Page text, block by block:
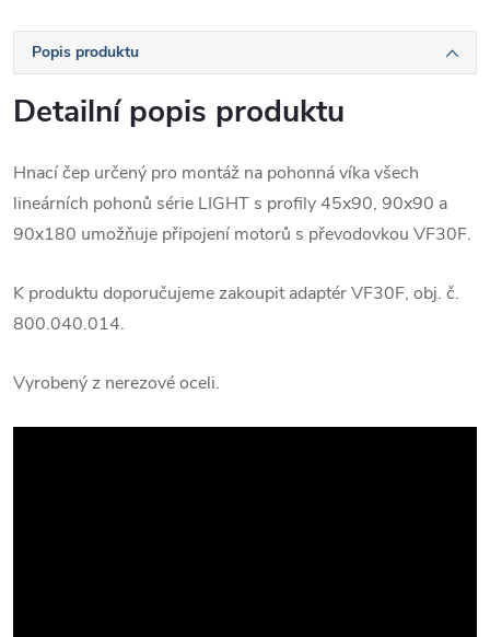
Popis produktu
Detailní popis produktu
Hnací čep určený pro montáž na pohonná víka všech
lineárních pohonů série LIGHT s profily 45x90, 90x90 a
90x180 umožňuje připojení motorů s převodovkou VF30F.
K produktu doporučujeme zakoupit adaptér VF30F, obj. č.
800.040.014.
Vyrobený z nerezové oceli.